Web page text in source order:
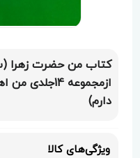
ازمجموعه
دارم)
ویژگی‌های کالا